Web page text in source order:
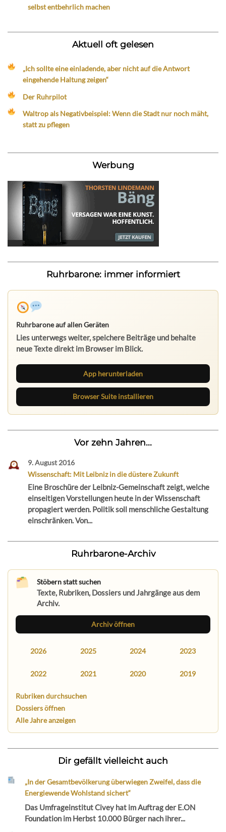
selbst entbehrlich machen
Aktuell oft gelesen
„Ich sollte eine einladende, aber nicht auf die Antwort
eingehende Haltung zeigen“
Der Ruhrpilot
Waltrop als Negativbeispiel: Wenn die Stadt nur noch mäht,
statt zu pflegen
Werbung
Ruhrbarone: immer informiert
Ruhrbarone auf allen Geräten
Lies unterwegs weiter, speichere Beiträge und behalte
neue Texte direkt im Browser im Blick.
App herunterladen
Browser Suite installieren
Vor zehn Jahren...
9. August 2016
Wissenschaft: Mit Leibniz in die düstere Zukunft
Eine Broschüre der Leibniz-Gemeinschaft zeigt, welche
einseitigen Vorstellungen heute in der Wissenschaft
propagiert werden. Politik soll menschliche Gestaltung
einschränken. Von...
Ruhrbarone-Archiv
Stöbern statt suchen
Texte, Rubriken, Dossiers und Jahrgänge aus dem
Archiv.
Archiv öffnen
2026 2025 2024 2023
2022 2021 2020 2019
Rubriken durchsuchen
Dossiers öffnen
Alle Jahre anzeigen
Dir gefällt vielleicht auch
„In der Gesamtbevölkerung überwiegen Zweifel, dass die
Energiewende Wohlstand sichert“
Das Umfrageinstitut Civey hat im Auftrag der E.ON
Foundation im Herbst 10.000 Bürger nach ihrer...